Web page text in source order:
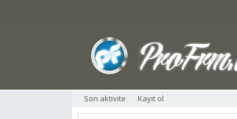
Son aktivite Kayıt ol